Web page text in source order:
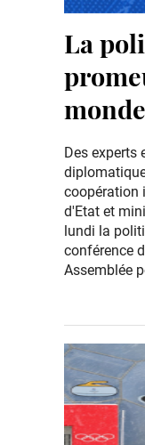
La
Des experts
coopération
d'Etat et
lundi la
conférence
Assemblée